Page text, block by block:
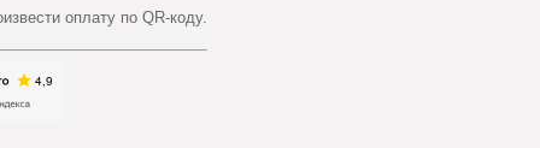
оплату по QR-коду.